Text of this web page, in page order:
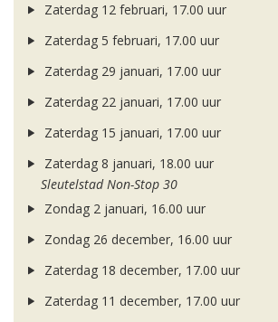
Zaterdag 12 februari, 17.00 uur
Zaterdag 5 februari, 17.00 uur
Zaterdag 29 januari, 17.00 uur
Zaterdag 22 januari, 17.00 uur
Zaterdag 15 januari, 17.00 uur
Zaterdag 8 januari, 18.00 uur
Sleutelstad Non-Stop 30
Zondag 2 januari, 16.00 uur
Zondag 26 december, 16.00 uur
Zaterdag 18 december, 17.00 uur
Zaterdag 11 december, 17.00 uur